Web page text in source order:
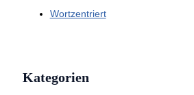
Wortzentriert
Kategorien